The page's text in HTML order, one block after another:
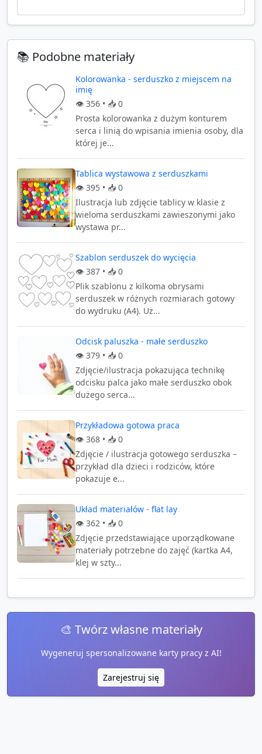
📚 Podobne materiały
Kolorowanka - serduszko z miejscem na
imię
👁️ 356 • 📥 0
Prosta kolorowanka z dużym konturem
serca i linią do wpisania imienia osoby, dla
której je...
Tablica wystawowa z serduszkami
👁️ 395 • 📥 0
Ilustracja lub zdjęcie tablicy w klasie z
wieloma serduszkami zawieszonymi jako
wystawa pr...
Szablon serduszek do wycięcia
👁️ 387 • 📥 0
Plik szablonu z kilkoma obrysami
serduszek w różnych rozmiarach gotowy
do wydruku (A4). Uż...
Odcisk paluszka - małe serduszko
👁️ 379 • 📥 0
Zdjęcie/ilustracja pokazująca technikę
odcisku palca jako małe serduszko obok
dużego serca...
Przykładowa gotowa praca
👁️ 368 • 📥 0
Zdjęcie / ilustracja gotowego serduszka –
przykład dla dzieci i rodziców, które
pokazuje e...
Układ materiałów - flat lay
👁️ 362 • 📥 0
Zdjęcie przedstawiające uporządkowane
materiały potrzebne do zajęć (kartka A4,
klej w szty...
🎨 Twórz własne materiały
Wygeneruj spersonalizowane karty pracy z AI!
Zarejestruj się